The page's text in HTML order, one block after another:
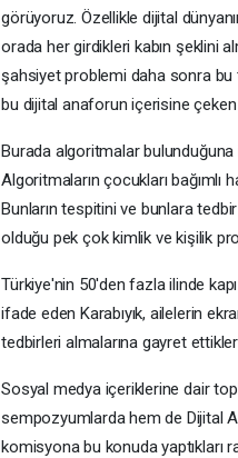
görüyoruz. Özellikle dijital
orada her girdikleri kabın şeklini
şahsiyet problemi daha sonra bu
bu dijital anaforun içerisine
Burada algoritmalar bulunduğuna
Algoritmaların çocukları bağımlı
Bunların tespitini ve bunlara
olduğu pek çok kimlik ve kişilik
Türkiye'nin 50'den fazla ilinde
ifade eden Karabıyık, ailelerin
tedbirleri almalarına gayret
Sosyal medya içeriklerine dair
sempozyumlarda hem de Dijital
komisyona bu konuda yaptıkları